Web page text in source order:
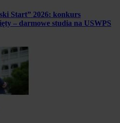
Start” 2026: konkurs
– darmowe studia na USWPS